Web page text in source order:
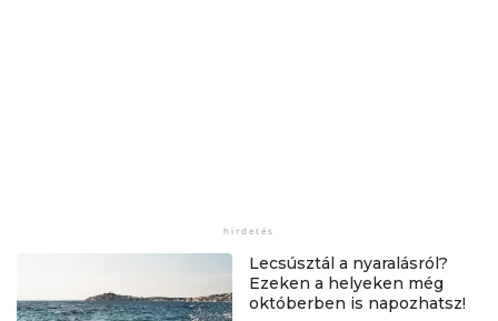
Lecsúsztál a nyaralásról?
Ezeken a helyeken még
októberben is napozhatsz!